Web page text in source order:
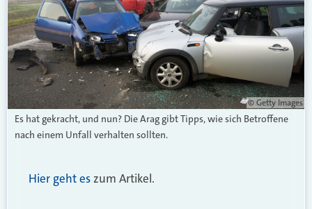
© Getty Images
Es hat gekracht, und nun? Die Arag gibt Tipps, wie sich Betroffene
nach einem Unfall verhalten sollten.
Hier geht eszum Artikel.